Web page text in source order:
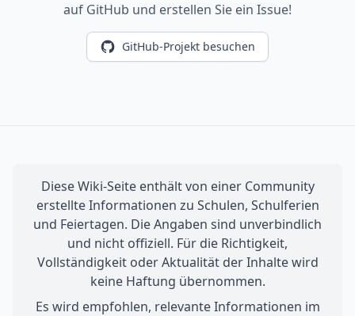
auf GitHub und erstellen Sie ein Issue!
GitHub-Projekt besuchen
Diese Wiki-Seite enthält von einer Community
erstellte Informationen zu Schulen, Schulferien
und Feiertagen. Die Angaben sind unverbindlich
und nicht offiziell. Für die Richtigkeit,
Vollständigkeit oder Aktualität der Inhalte wird
keine Haftung übernommen.
Es wird empfohlen, relevante Informationen im